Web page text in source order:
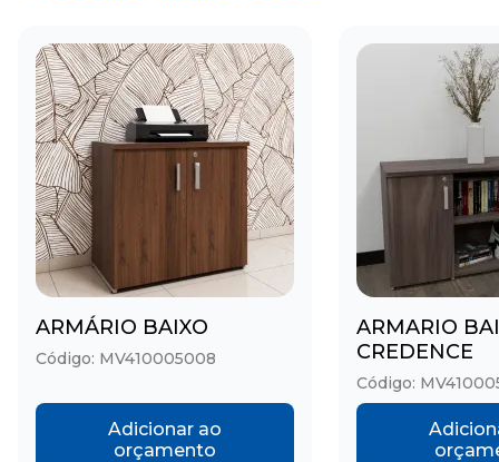
ARMÁRIO BAIXO
Código: MV410005008
Adicionar ao
orçamento
ARMARIO
CREDENCE
Código: